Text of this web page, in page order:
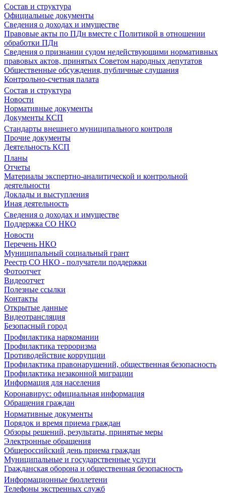
Состав и структура
Официальные документы
Сведения о доходах и имуществе
Правовые акты по ПДн вместе с Политикой в отношении
обработки ПДн
Сведения о признании судом недействующими нормативных
правовых актов, принятых Советом народных депутатов
Общественные обсуждения, публичные слушания
Контрольно-счетная палата
Состав и структура
Новости
Нормативные документы
Документы КСП
Стандарты внешнего муниципального контроля
Прочие документы
Деятельность КСП
Планы
Отчеты
Материалы экспертно-аналитической и контрольной
деятельности
Доклады и выступления
Иная деятельность
Сведения о доходах и имуществе
Поддержка СО НКО
Новости
Перечень НКО
Муниципальный социальный грант
Реестр СО НКО - получатели поддержки
Фотоотчет
Видеоотчет
Полезные ссылки
Контакты
Открытые данные
Видеотрансляция
Безопасный город
Профилактика наркомании
Профилактика терроризма
Противодействие коррупции
Профилактика правонарушений, общественная безопасность
Профилактика незаконной миграции
Информация для населения
Коронавирус: официальная информация
Обращения граждан
Нормативные документы
Порядок и время приема граждан
Обзоры решений, результаты, принятые меры
Электронные обращения
Общероссийский день приема граждан
Муниципальные и государственные услуги
Гражданская оборона и общественная безопасность
Информационные бюллетени
Телефоны экстренных служб